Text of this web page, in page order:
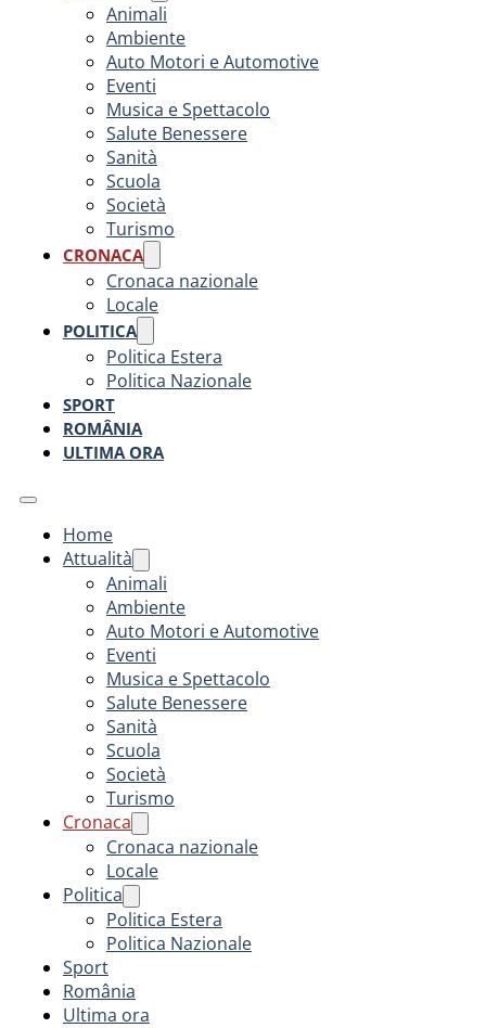
Animali
Ambiente
Auto Motori e Automotive
Eventi
Musica e Spettacolo
Salute Benessere
Sanità
Scuola
Società
Turismo
CRONACA
Cronaca nazionale
Locale
POLITICA
Politica Estera
Politica Nazionale
SPORT
ROMÂNIA
ULTIMA ORA
Home
Attualità
Animali
Ambiente
Auto Motori e Automotive
Eventi
Musica e Spettacolo
Salute Benessere
Sanità
Scuola
Società
Turismo
Cronaca
Cronaca nazionale
Locale
Politica
Politica Estera
Politica Nazionale
Sport
România
Ultima ora